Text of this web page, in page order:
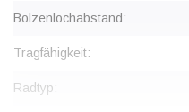
Bolzenlochabstand:
Tragfähigkeit:
Radtyp: